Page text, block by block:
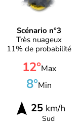
Scénario n°3
Très nuageux
11% de probabilité
12°Max
8°Min
25 km/h
Sud